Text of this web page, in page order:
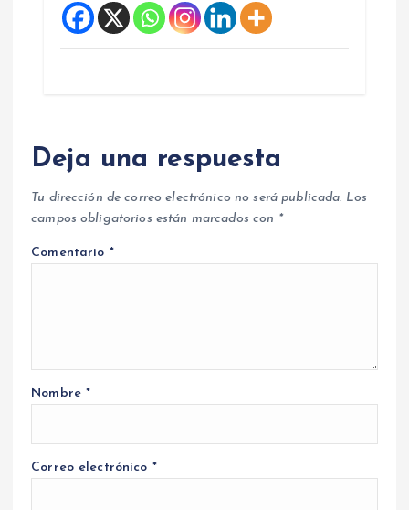
Deja una respuesta
Tu dirección de correo electrónico no será publicada. Los
campos obligatorios están marcados con *
Comentario *
Nombre*
Correo electrónico *